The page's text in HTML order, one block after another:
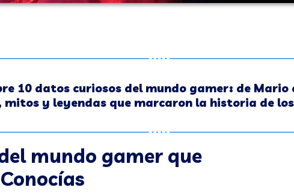
10 datos curiosos del mundo gamer: de Mario
mitos y leyendas que marcaron la historia de
mundo gamer que